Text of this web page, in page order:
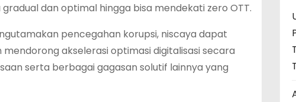
dan optimal hingga bisa mendekati zero OTT.
pencegahan korupsi, niscaya dapat
akselerasi optimasi digitalisasi secara
serta berbagai gagasan solutif lainnya yang